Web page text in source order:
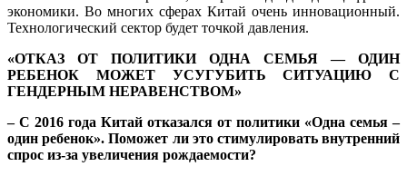
экономики. Во многих сферах Китай очень инновационный.
Технологический сектор будет точкой давления.
«ОТКАЗ ОТ ПОЛИТИКИ ОДНА СЕМЬЯ — ОДИН
РЕБЕНОК МОЖЕТ УСУГУБИТЬ СИТУАЦИЮ С
ГЕНДЕРНЫМ НЕРАВЕНСТВОМ»
– С 2016 года Китай отказался от политики «Одна семья –
один ребенок». Поможет ли это стимулировать внутренний
спрос из-за увеличения рождаемости?